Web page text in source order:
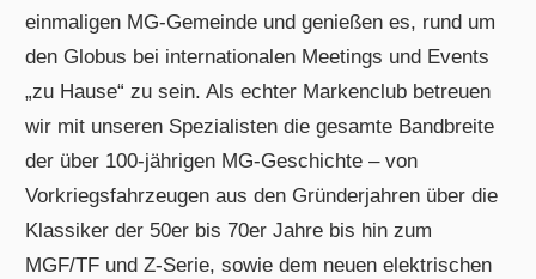
einmaligen MG-Gemeinde und genießen es, rund um
den Globus bei internationalen Meetings und Events
„zu Hause“ zu sein. Als echter Markenclub betreuen
wir mit unseren Spezialisten die gesamte Bandbreite
der über 100-jährigen MG-Geschichte – von
Vorkriegsfahrzeugen aus den Gründerjahren über die
Klassiker der 50er bis 70er Jahre bis hin zum
MGF/TF und Z-Serie, sowie dem neuen elektrischen